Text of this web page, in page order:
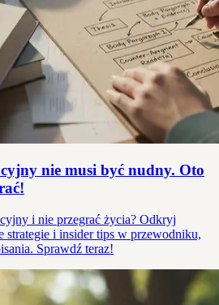
nie musi być nudny. Oto
i nie przegrać życia? Odkryj
strategie i insider tips w przewodniku,
Sprawdź teraz!